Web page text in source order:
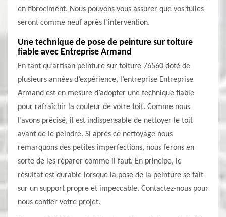
en fibrociment. Nous pouvons vous assurer que vos tuiles
seront comme neuf après l’intervention.
Une technique de pose de peinture sur toiture
fiable avec Entreprise Armand
En tant qu’artisan peinture sur toiture 76560 doté de
plusieurs années d’expérience, l’entreprise Entreprise
Armand est en mesure d’adopter une technique fiable
pour rafraîchir la couleur de votre toit. Comme nous
l’avons précisé, il est indispensable de nettoyer le toit
avant de le peindre. Si après ce nettoyage nous
remarquons des petites imperfections, nous ferons en
sorte de les réparer comme il faut. En principe, le
résultat est durable lorsque la pose de la peinture se fait
sur un support propre et impeccable. Contactez-nous pour
nous confier votre projet.